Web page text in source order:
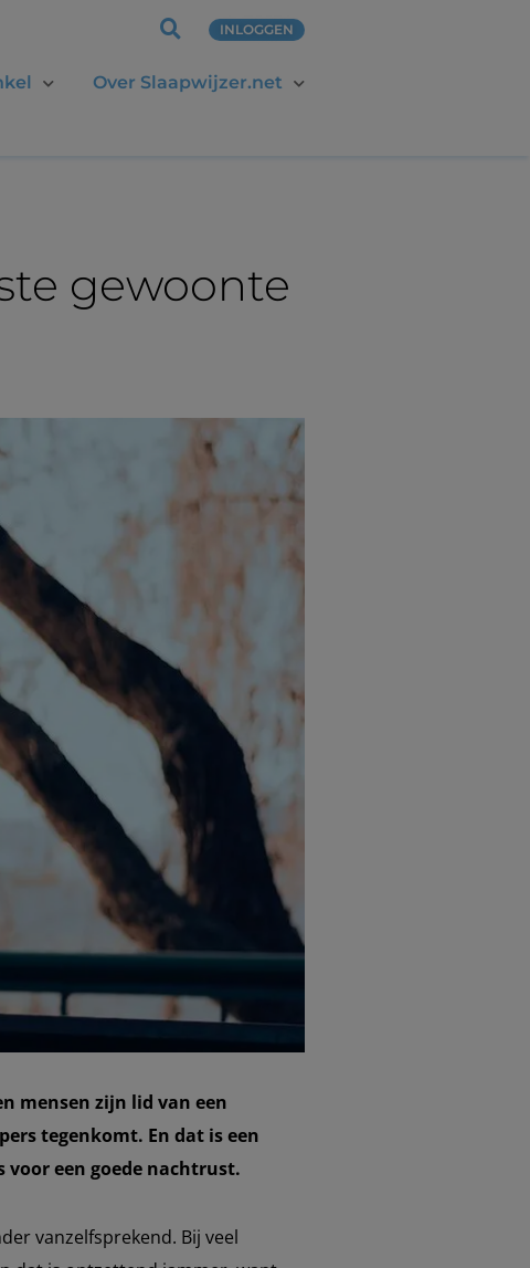
INLOGGEN
Over Slaapwijzer.net
gewoonte
mensen zijn lid van een
tegenkomt. En dat is een
voor een goede nachtrust.
vanzelfsprekend. Bij veel